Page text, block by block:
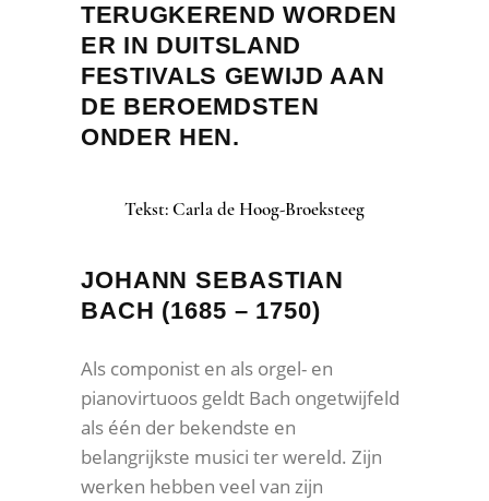
TERUGKEREND WORDEN
ER IN DUITSLAND
FESTIVALS GEWIJD AAN
DE BEROEMDSTEN
ONDER HEN.
Tekst: Carla de Hoog-Broeksteeg
JOHANN SEBASTIAN
BACH (1685 – 1750)
Als componist en als orgel- en
pianovirtuoos geldt Bach ongetwijfeld
als één der bekendste en
belangrijkste musici ter wereld. Zijn
werken hebben veel van zijn